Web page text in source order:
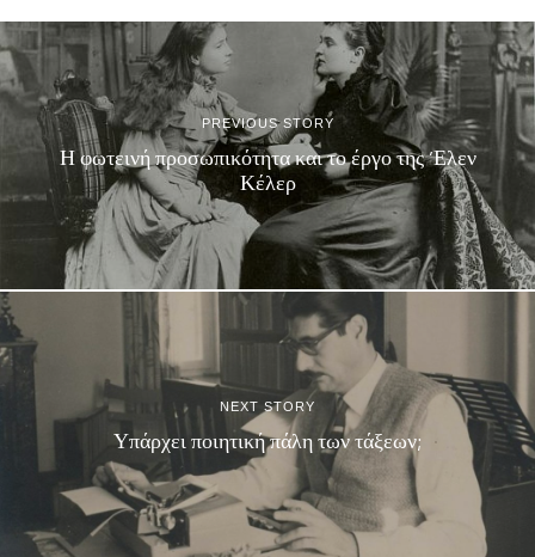
PREVIOUS STORY
Η φωτεινή προσωπικότητα και το έργο της ‘Ελεν
Κέλερ
NEXT STORY
Υπάρχει ποιητική πάλη των τάξεων;